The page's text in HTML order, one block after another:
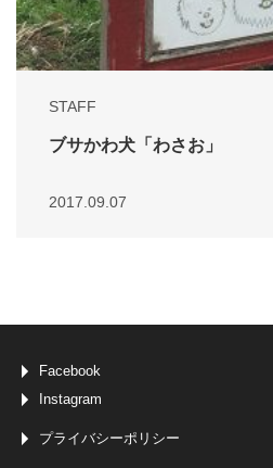
STAFF
ブサかわ犬「わさお」
2017.09.07
Facebook
Instagram
プライバシーポリシー